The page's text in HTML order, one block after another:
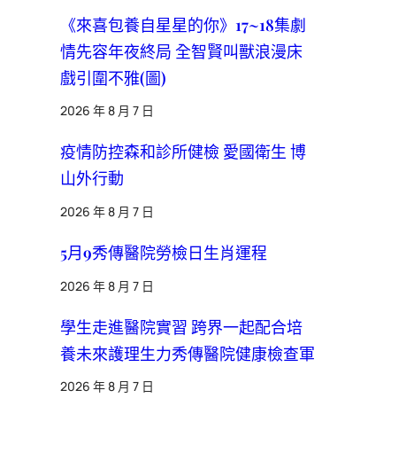
《來喜包養自星星的你》17~18集劇
情先容年夜終局 全智賢叫獸浪漫床
戲引圍不雅(圖)
2026 年 8 月 7 日
疫情防控森和診所健檢 愛國衛生 博
山外行動
2026 年 8 月 7 日
5月9秀傳醫院勞檢日生肖運程
2026 年 8 月 7 日
學生走進醫院實習 跨界一起配合培
養未來護理生力秀傳醫院健康檢查軍
2026 年 8 月 7 日